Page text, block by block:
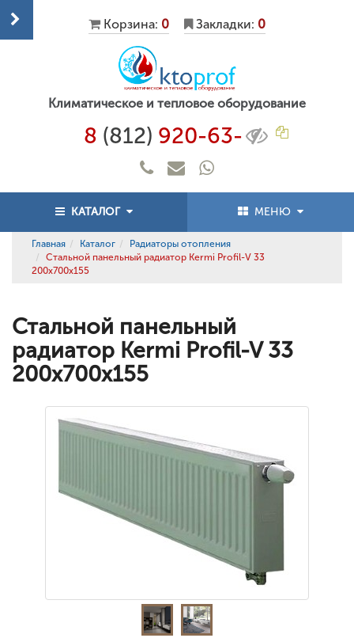
Корзина: 0 Закладки: 0
Климатическое и тепловое оборудование
8 (812) 920-63-
КАТАЛОГ МЕНЮ
Главная Каталог
Радиаторы отопления
Стальной панельный радиатор Kermi Profil-V 33
200x700x155
Стальной панельный
радиатор Kermi Profil-V 33
200x700x155